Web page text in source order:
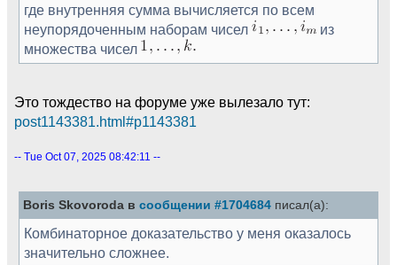
где внутренняя сумма вычисляется по всем
неупорядоченным наборам чисел
из
множества чисел
Это тождество на форуме уже вылезало тут:
post1143381.html#p1143381
-- Tue Oct 07, 2025 08:42:11 --
Boris Skovoroda в сообщении #1704684 писал(а):
Комбинаторное доказательство у меня оказалось
значительно сложнее.